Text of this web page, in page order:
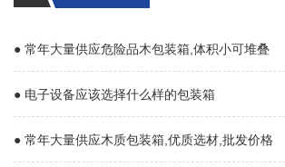
● 常年大量供应危险品木包装箱,体积小可堆叠
● 电子设备应该选择什么样的包装箱
● 常年大量供应木质包装箱,优质选材,批发价格